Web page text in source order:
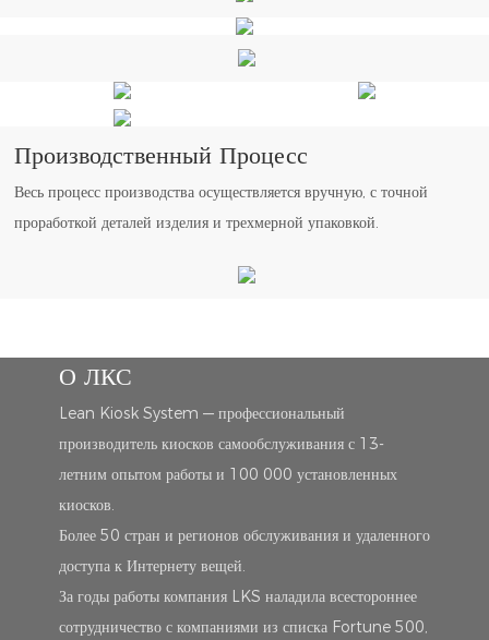
Производственный Процесс
Весь процесс производства осуществляется вручную, с точной
проработкой деталей изделия и трехмерной упаковкой.
О ЛКС
Lean Kiosk System — профессиональный
производитель киосков самообслуживания с 13-
летним опытом работы и 100 000 установленных
киосков.
Более 50 стран и регионов обслуживания и удаленного
доступа к Интернету вещей.
За годы работы компания LKS наладила всестороннее
сотрудничество с компаниями из списка Fortune 500,